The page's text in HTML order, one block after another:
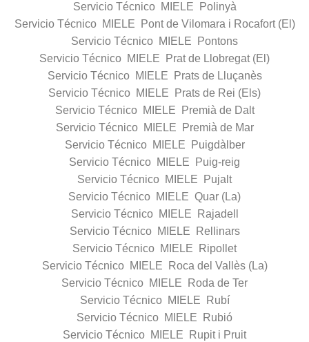
Servicio Técnico MIELE Polinyà
Servicio Técnico MIELE Pont de Vilomara i Rocafort (El)
Servicio Técnico MIELE Pontons
Servicio Técnico MIELE Prat de Llobregat (El)
Servicio Técnico MIELE Prats de Lluçanès
Servicio Técnico MIELE Prats de Rei (Els)
Servicio Técnico MIELE Premià de Dalt
Servicio Técnico MIELE Premià de Mar
Servicio Técnico MIELE Puigdàlber
Servicio Técnico MIELE Puig-reig
Servicio Técnico MIELE Pujalt
Servicio Técnico MIELE Quar (La)
Servicio Técnico MIELE Rajadell
Servicio Técnico MIELE Rellinars
Servicio Técnico MIELE Ripollet
Servicio Técnico MIELE Roca del Vallès (La)
Servicio Técnico MIELE Roda de Ter
Servicio Técnico MIELE Rubí
Servicio Técnico MIELE Rubió
Servicio Técnico MIELE Rupit i Pruit